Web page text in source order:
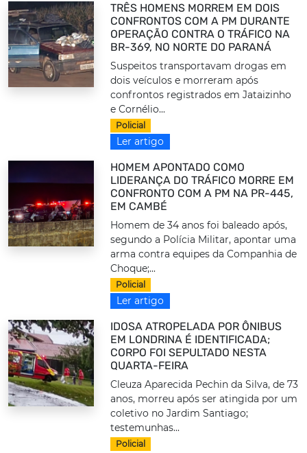
TRÊS HOMENS MORREM EM DOIS
CONFRONTOS COM A PM DURANTE
OPERAÇÃO CONTRA O TRÁFICO NA
BR-369, NO NORTE DO PARANÁ
Suspeitos transportavam drogas em
dois veículos e morreram após
confrontos registrados em Jataizinho
e Cornélio...
Policial
Ler artigo
HOMEM APONTADO COMO
LIDERANÇA DO TRÁFICO MORRE EM
CONFRONTO COM A PM NA PR-445,
EM CAMBÉ
Homem de 34 anos foi baleado após,
segundo a Polícia Militar, apontar uma
arma contra equipes da Companhia de
Choque;...
Policial
Ler artigo
IDOSA ATROPELADA POR ÔNIBUS
EM LONDRINA É IDENTIFICADA;
CORPO FOI SEPULTADO NESTA
QUARTA-FEIRA
Cleuza Aparecida Pechin da Silva, de 73
anos, morreu após ser atingida por um
coletivo no Jardim Santiago;
testemunhas...
Policial